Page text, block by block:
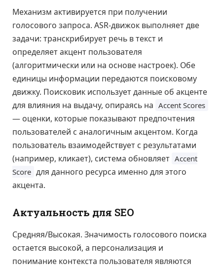
Механизм активируется при получении
голосового запроса. ASR-движок выполняет две
задачи: транскрибирует речь в текст и
определяет акцент пользователя
(алгоритмически или на основе настроек). Обе
единицы информации передаются поисковому
движку. Поисковик использует данные об акценте
для влияния на выдачу, опираясь на Accent Scores
— оценки, которые показывают предпочтения
пользователей с аналогичным акцентом. Когда
пользователь взаимодействует с результатами
(например, кликает), система обновляет Accent
Score для данного ресурса именно для этого
акцента.
Актуальность для SEO
Средняя/Высокая. Значимость голосового поиска
остается высокой, а персонализация и
понимание контекста пользователя являются